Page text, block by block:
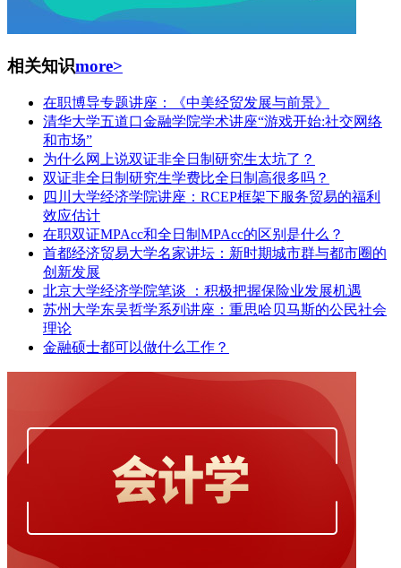
相关知识more>
在职博导专题讲座：《中美经贸发展与前景》
清华大学五道口金融学院学术讲座“游戏开始:社交网络
和市场”
为什么网上说双证非全日制研究生太坑了？
双证非全日制研究生学费比全日制高很多吗？
四川大学经济学院讲座：RCEP框架下服务贸易的福利
效应估计
在职双证MPAcc和全日制MPAcc的区别是什么？
首都经济贸易大学名家讲坛：新时期城市群与都市圈的
创新发展
北京大学经济学院笔谈 ：积极把握保险业发展机遇
苏州大学东吴哲学系列讲座：重思哈贝马斯的公民社会
理论
金融硕士都可以做什么工作？